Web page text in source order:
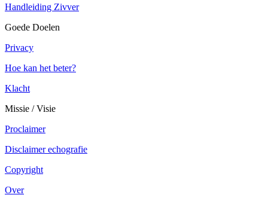
Handleiding Zivver
Goede Doelen
Privacy
Hoe kan het beter?
Klacht
Missie / Visie
Proclaimer
Disclaimer echografie
Copyright
Over